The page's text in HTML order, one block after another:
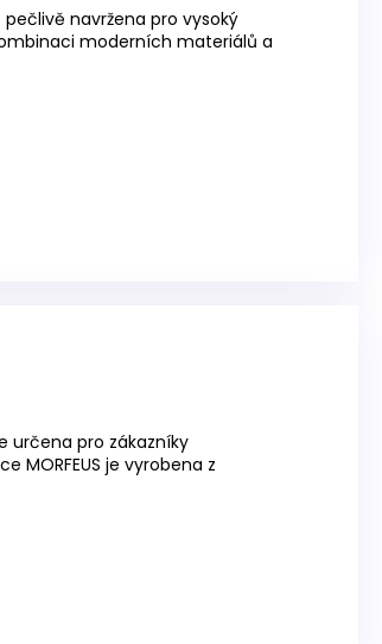
navržena pro vysoký
moderních materiálů a
určena pro zákazníky
MORFEUS je vyrobena z